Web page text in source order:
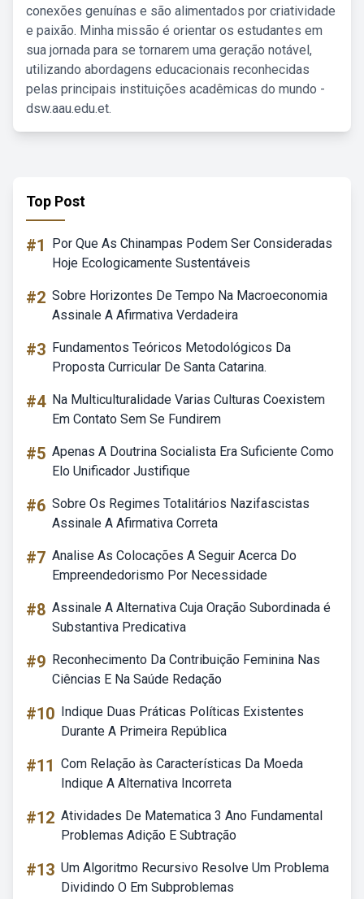
conexões genuínas e são alimentados por criatividade
e paixão. Minha missão é orientar os estudantes em
sua jornada para se tornarem uma geração notável,
utilizando abordagens educacionais reconhecidas
pelas principais instituições acadêmicas do mundo -
dsw.aau.edu.et.
Top Post
#1
Por Que As Chinampas Podem Ser Consideradas
Hoje Ecologicamente Sustentáveis
#2 Sobre Horizontes De Tempo Na Macroeconomia
Assinale A Afirmativa Verdadeira
#3 Fundamentos Teóricos Metodológicos Da
Proposta Curricular De Santa Catarina.
#4 Na Multiculturalidade Varias Culturas Coexistem
Em Contato Sem Se Fundirem
#5 Apenas A Doutrina Socialista Era Suficiente Como
Elo Unificador Justifique
#6 Sobre Os Regimes Totalitários Nazifascistas
Assinale A Afirmativa Correta
#7 Analise As Colocações A Seguir Acerca Do
Empreendedorismo Por Necessidade
#8 Assinale A Alternativa Cuja Oração Subordinada é
Substantiva Predicativa
#9 Reconhecimento Da Contribuição Feminina Nas
Ciências E Na Saúde Redação
#10 Indique Duas Práticas Políticas Existentes
Durante A Primeira República
#11 Com Relação às Características Da Moeda
Indique A Alternativa Incorreta
#12 Atividades De Matematica 3 Ano Fundamental
Problemas Adição E Subtração
#13 Um Algoritmo Recursivo Resolve Um Problema
Dividindo O Em Subproblemas